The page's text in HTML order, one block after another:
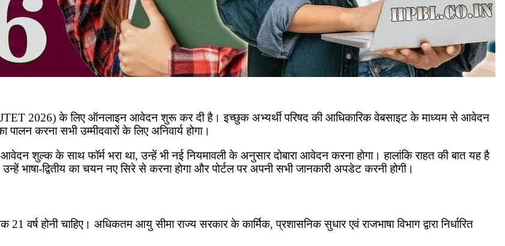
2026) के लिए ऑनलाइन आवेदन शुरू कर दी है। इच्छुक अभ्यर्थी परिषद की आधिकारिक वेबसाइट के माध्यम से आवेदन
करना सभी उम्मीदवारों के लिए अनिवार्य होगा।
शुल्क के साथ फॉर्म भरा था, उन्हें भी नई नियमावली के अनुसार दोबारा आवेदन करना होगा। हालांकि राहत की बात यह है
भाषा-द्वितीय का चयन नए सिरे से करना होगा और पोर्टल पर अपनी सभी जानकारी अपडेट करनी होगी।
वर्ष होनी चाहिए। अधिकतम आयु सीमा राज्य सरकार के कार्मिक, प्रशासनिक सुधार एवं राजभाषा विभाग द्वारा निर्धारित